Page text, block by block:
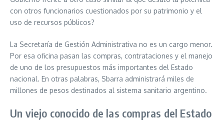
con otros funcionarios cuestionados por su patrimonio y el
uso de recursos públicos?
La Secretaría de Gestión Administrativa no es un cargo menor.
Por esa oficina pasan las compras, contrataciones y el manejo
de uno de los presupuestos más importantes del Estado
nacional. En otras palabras, Sbarra administrará miles de
millones de pesos destinados al sistema sanitario argentino.
Un viejo conocido de las compras del Estado